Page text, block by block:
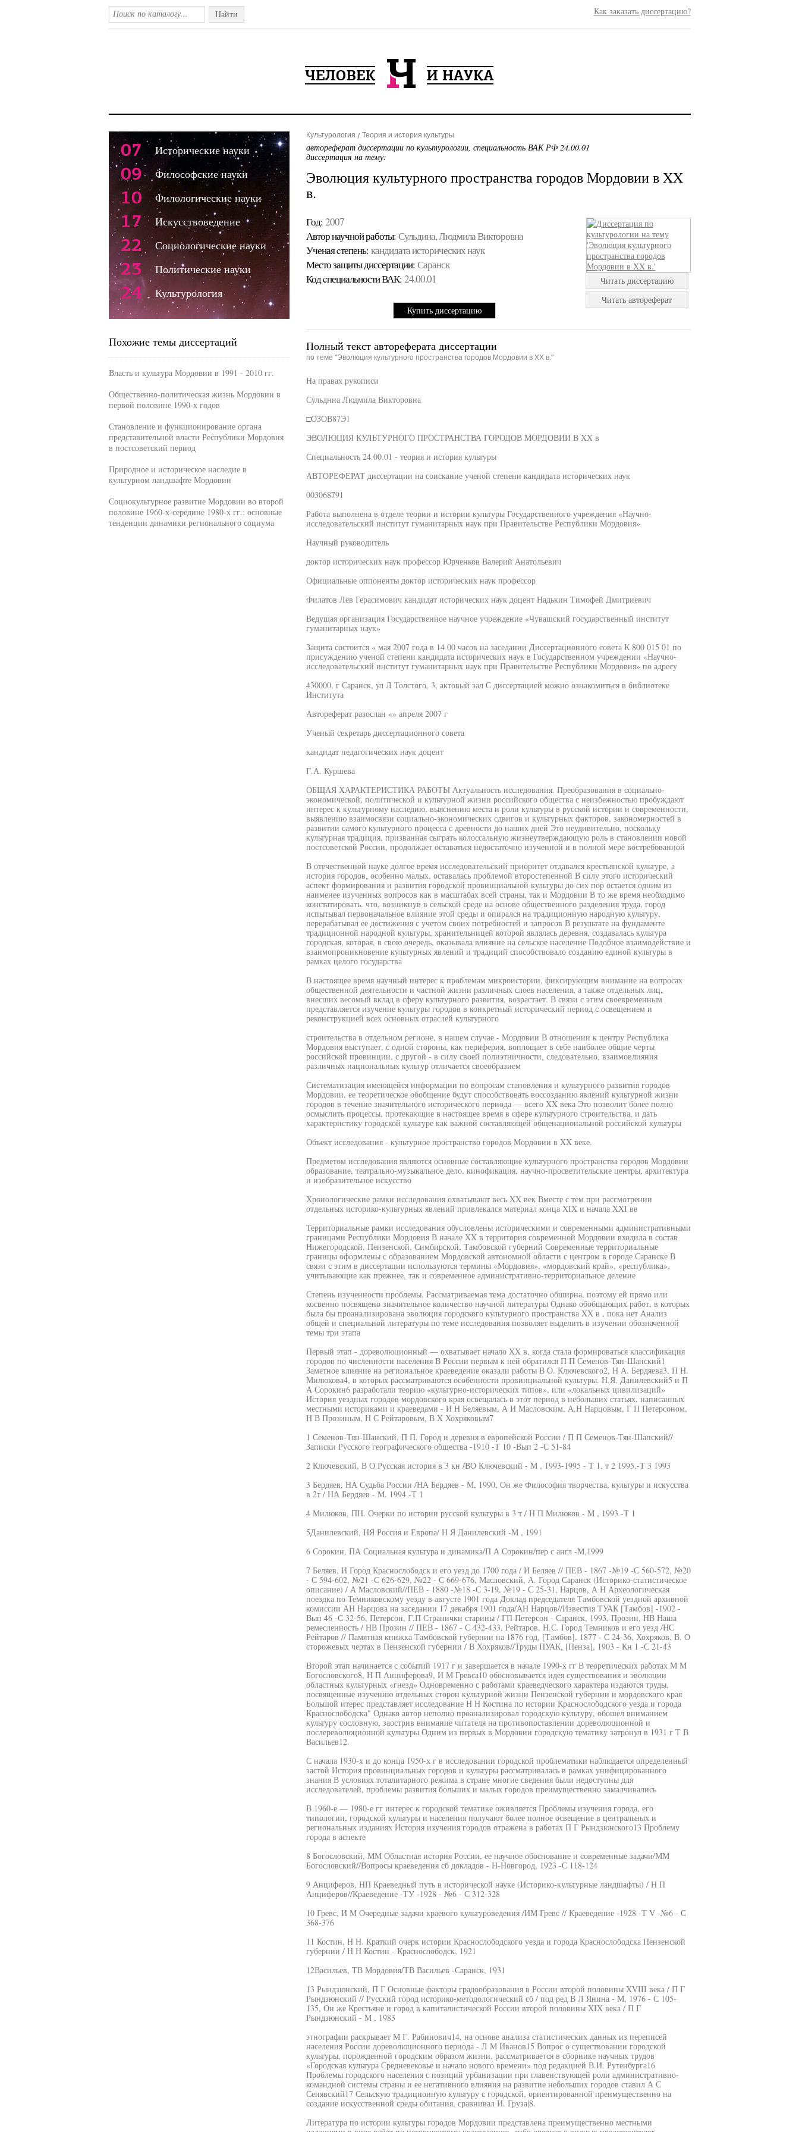
Найти Как заказать диссертацию?
Культурология Теория и история культуры
автореферат диссертации по культурологии, специальность ВАК РФ 24.00.01
диссертация на тему:
Эволюция культурного пространства городов Мордовии в XX
в.
Год: 2007
Автор научной работы: Сульдина, Людмила Викторовна
Ученая cтепень: кандидата исторических наук
Место защиты диссертации: Саранск
Код cпециальности ВАК: 24.00.01
Купить диссертацию
Читать диссертацию
Читать автореферат
Полный текст автореферата диссертации
по теме "Эволюция культурного пространства городов Мордовии в XX в."
На правах рукописи
Сульднна Людмила Викторовна
□ОЗОВ87Э1
ЭВОЛЮЦИЯ КУЛЬТУРНОГО ПРОСТРАНСТВА ГОРОДОВ МОРДОВИИ В XX в
Специальность 24.00.01 - теория и история культуры
АВТОРЕФЕРАТ диссертации на соискание ученой степени кандидата исторических наук
003068791
Работа выполнена в отделе теории и истории культуры Государственного учреждения «Научно-
исследовательский институт гуманитарных наук при Правительстве Республики Мордовия»
Научный руководитель
доктор исторических наук профессор Юрченков Валерий Анатольевич
Официальные оппоненты доктор исторических наук профессор
Филатов Лев Герасимович кандидат исторических наук доцент Надькин Тимофей Дмитриевич
Ведущая организация Государственное научное учреждение «Чувашский государственный институт
гуманитарных наук»
Защита состоится « мая 2007 года в 14 00 часов на заседании Диссертационного совета К 800 015 01 по
присуждению ученой степени кандидата исторических наук в Государственном учреждении «Научно-
исследовательский институт гуманитарных наук при Правительстве Республики Мордовия» по адресу
430000, г Саранск, ул Л Толстого, 3, актовый зал С диссертацией можно ознакомиться в библиотеке
Института
Автореферат разослан «» апреля 2007 г
Ученый секретарь диссертационного совета
кандидат педагогических наук доцент
Г.А. Куршева
ОБЩАЯ ХАРАКТЕРИСТИКА РАБОТЫ Актуальность исследования. Преобразования в социально-
экономической, политической и культурной жизни российского общества с неизбежностью пробуждают
интерес к культурному наследию, выяснению места и роли культуры в русской истории и современности,
выявлению взаимосвязи социально-экономических сдвигов и культурных факторов, закономерностей в
развитии самого культурного процесса с древности до наших дней Это неудивительно, поскольку
культурная традиция, призванная сыграть колоссальную жизнеутверждающую роль в становлении новой
постсоветской России, продолжает оставаться недостаточно изученной и в полной мере востребованной
В отечественной науке долгое время исследовательский приоритет отдавался крестьянской культуре, а
история городов, особенно малых, оставалась проблемой второстепенной В силу этого исторический
аспект формирования и развития городской провинциальной культуры до сих пор остается одним из
наименее изученных вопросов как в масштабах всей страны, так и Мордовии В то же время необходимо
констатировать, что, возникнув в сельской среде на основе общественного разделения труда, город
испытывал первоначальное влияние этой среды и опирался на традиционную народную культуру,
перерабатывал ее достижения с учетом своих потребностей и запросов В результате на фундаменте
традиционной народной культуры, хранительницей которой являлась деревня, создавалась культура
городская, которая, в свою очередь, оказывала влияние на сельское население Подобное взаимодействие и
взаимопроникновение культурных явлений и традиций способствовало созданию единой культуры в
рамках целого государства
В настоящее время научный интерес к проблемам микроистории, фиксирующим внимание на вопросах
общественной деятельности и частной жизни различных слоев населения, а также отдельных лиц,
внесших весомый вклад в сферу культурного развития, возрастает. В связи с этим своевременным
представляется изучение культуры городов в конкретный исторический период с освещением и
реконструкцией всех основных отраслей культурного
строительства в отдельном регионе, в нашем случае - Мордовии В отношении к центру Республика
Мордовия выступает, с одной стороны, как периферия, воплощает в себе наиболее общие черты
российской провинции, с другой - в силу своей полиэтничности, следовательно, взаимовлияния
различных национальных культур отличается своеобразием
Систематизация имеющейся информации по вопросам становления и культурного развития городов
Мордовии, ее теоретическое обобщение будут способствовать воссозданию явлений культурной жизни
городов в течение значительного исторического периода — всего XX века Это позволит более полно
осмыслить процессы, протекающие в настоящее время в сфере культурного строительства, и дать
характеристику городской культуре как важной составляющей общенациональной российской культуры
Объект исследования - культурное пространство городов Мордовии в XX веке.
Предметом исследования являются основные составляющие культурного пространства городов Мордовии
образование, театрально-музыкальное дело, кинофикация, научно-просветительские центры, архитектура
и изобразительное искусство
Хронологические рамки исследования охватывают весь XX век Вместе с тем при рассмотрении
отдельных историко-культурных явлений привлекался материал конца XIX и начала XXI вв
Территориальные рамки исследования обусловлены историческими и современными административными
границами Республики Мордовия В начале XX в территория современной Мордовии входила в состав
Нижегородской, Пензенской, Симбирской, Тамбовской губерний Современные территориальные
границы оформлены с образованием Мордовской автономной области с центром в городе Саранске В
связи с этим в диссертации используются термины «Мордовия», «мордовский край», «республика»,
учитывающие как прежнее, так и современное административно-территориальное деление
Степень изученности проблемы. Рассматриваемая тема достаточно обширна, поэтому ей прямо или
косвенно посвящено значительное количество научной литературы Однако обобщающих работ, в которых
была бы проанализирована эволюция городского культурного пространства XX в , пока нет Анализ
общей и специальной литературы по теме исследования позволяет выделить в изучении обозначенной
темы три этапа
Первый этап - дореволюционный — охватывает начало XX в, когда стала формироваться классификация
городов по численности населения В России первым к ней обратился П П Семенов-Тян-Шанский1
Заметное влияние на региональное краеведение оказали работы В О. Ключевского2, Н А. Бердяева3, П Н.
Милюкова4, в которых рассматриваются особенности провинциальной культуры. Н.Я. Данилевский5 и П
А Сорокин6 разработали теорию «культурно-исторических типов», или «локальных цивилизаций»
История уездных городов мордовского края освещалась в этот период в небольших статьях, написанных
местными историками и краеведами - И Н Беляевым, А И Масловским, А.Н Нарцовым, Г П Петерсоном,
Н В Прозиным, Н С Рейтаровым, В X Хохряковым7
1 Семенов-Тян-Шанский, П П. Город и деревня в европейской России / П П Семенов-Тян-Шапский//
Записки Русского географического общества -1910 -Т 10 -Вып 2 -С 51-84
2 Ключевский, В О Русская история в 3 кн /ВО Ключевский - М , 1993-1995 - Т 1, т 2 1995,-Т 3 1993
3 Бердяев, НА Судьба России /НА Бердяев - М, 1990, Он же Философия творчества, культуры и искусства
в 2т / НА Бердяев - М. 1994 -Т 1
4 Милюков, ПН. Очерки по истории русской культуры в 3 т / Н П Милюков - М , 1993 -Т 1
5Данилевский, НЯ Россия и Европа/ Н Я Данилевский -М , 1991
6 Сорокин, ПА Социальная культура и динамика/П А Сорокин/пер с англ -М,1999
7 Беляев, И Город Краснослободск и его уезд до 1700 года / И Беляев // ПЕВ - 1867 -№19 -С 560-572, №20
- С 594-602, №21 -С 626-629, №22 - С 669-676, Масловский, А. Город Саранск (Историко-статистическое
описание) / А Масловский//ПЕВ - 1880 -№18 -С 3-19, №19 - С 25-31, Нарцов, А Н Археологическая
поездка по Темниковскому уезду в августе 1901 года Доклад председателя Тамбовской уездной архивной
комиссии АН Нарцова на заседании 17 декабря 1901 года/АН Нарцов//Известия ТУАК [Тамбов] -1902 -
Вып 46 -С 32-56, Петерсон, Г.П Странички старины / ГП Петерсон - Саранск, 1993, Прозин, НВ Наша
ремесленность / НВ Прозин // ПЕВ - 1867 - С 432-433, Рейтаров, Н.С. Город Темников и его уезд /НС
Рейтаров // Памятная книжка Тамбовской губернии на 1876 год, [Тамбов], 1877 - С 24-36, Хохряков, В. О
сторожевых чертах в Пензенской губернии / В Хохряков//Труды ПУАК, [Пенза], 1903 - Кн 1 -С 21-43
Второй этап начинается с событий 1917 г и завершается в начале 1990-х гг В теоретических работах М М
Богословского8, Н П Анциферова9, И М Гревса10 обосновывается идея существования и эволюции
областных культурных «гнезд» Одновременно с работами краеведческого характера издаются труды,
посвященные изучению отдельных сторон культурной жизни Пензенской губернии и мордовского края
Большой итерес представляет исследование Н Н Костина по истории Краснослободского уезда и города
Краснослободска" Однако автор неполно проанализировал городскую культуру, обошел вниманием
культуру сословную, заострив внимание читателя на противопоставлении дореволюционной и
послереволюционной культуры Одним из первых в Мордовии городскую тематику затронул в 1931 г Т В
Васильев12.
С начала 1930-х и до конца 1950-х г в исследовании городской проблематики наблюдается определенный
застой История провинциальных городов и культуры рассматривалась в рамках унифицированного
знания В условиях тоталитарного режима в стране многие сведения были недоступны для
исследователей, проблемы развития больших и малых городов преимущественно замалчивались
В 1960-е — 1980-е гг интерес к городской тематике оживляется Проблемы изучения города, его
типологии, городской культуры и населения получают более полное освещение в центральных и
региональных изданиях История изучения городов отражена в работах П Г Рындзюнского13 Проблему
города в аспекте
8 Богословский, ММ Областная история России, ее научное обоснование и современные задачи/ММ
Богословский//Вопросы краеведения сб докладов - Н-Новгород, 1923 -С 118-124
9 Анциферов, НП Краеведный путь в исторической науке (Историко-культурные ландшафты) / Н П
Анциферов//Краеведение -ТУ -1928 - №6 - С 312-328
10 Гревс, И М Очередные задачи краевого культуроведения /ИМ Гревс // Краеведение -1928 -Т V -№6 - С
368-376
11 Костин, Н Н. Краткий очерк истории Краснослободского уезда и города Краснослободска Пензенской
губернии / Н Н Костин - Краснослободск, 1921
12Васильев, ТВ Мордовия/ТВ Васильев -Саранск, 1931
13 Рындзюнский, П Г Основные факторы градообразования в России второй половины XVIII века / П Г
Рындзюнский // Русский город историко-методологический сб / под ред В Л Янина - М, 1976 - С 105-
135, Он же Крестьяне и город в капиталистической России второй половины XIX века / П Г
Рындзюнский - М , 1983
этнографии раскрывает М Г. Рабинович14, на основе анализа статистических данных из переписей
населения России дореволюционного периода - Л М Иванов15 Вопрос о существовании городской
культуры, порожденной городским образом жизни, рассматривается в сборнике научных трудов
«Городская культура Средневековье и начало нового времени» под редакцией В.И. Рутенбурга16
Проблемы городского населения с позиций урбанизации при главенствующей роли административно-
командной системы страны и ее негативного влияния на развитие небольших городов ставил А С
Сенявский17 Сельскую традиционную культуру с городской, ориентированной преимущественно на
создание искусственной среды обитания, сравнивал И. Груза|8.
Литература по истории культуры городов Мордовии представлена преимущественно местными
07 Исторические науки
09 Философские науки
10 Филологические науки
17 Искусствоведение
22 Социологические науки
23 Политические науки
24 Культурология
Похожие темы диссертаций
Власть и культура Мордовии в 1991 - 2010 гг.
Общественно-политическая жизнь Мордовии в
первой половине 1990-х годов
Становление и функционирование органа
представительной власти Республики Мордовия
в постсоветский период
Природное и историческое наследие в
культурном ландшафте Мордовии
Социокультурное развитие Мордовии во второй
половине 1960-х-середине 1980-х гг.: основные
тенденции динамики регионального социума